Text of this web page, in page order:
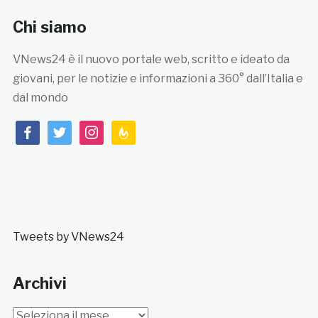
Chi siamo
VNews24 è il nuovo portale web, scritto e ideato da
giovani, per le notizie e informazioni a 360° dall’Italia e
dal mondo
facebooktwitterinstagramfeedburner
Tweets by VNews24
Archivi
Archivi